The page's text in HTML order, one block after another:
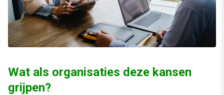
Wat als organisaties deze kansen
grijpen?